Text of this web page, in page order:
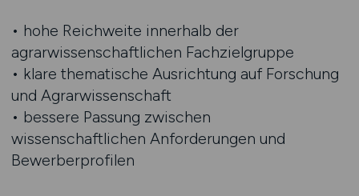
• hohe Reichweite innerhalb der
agrarwissenschaftlichen Fachzielgruppe
• klare thematische Ausrichtung auf Forschung
und Agrarwissenschaft
• bessere Passung zwischen
wissenschaftlichen Anforderungen und
Bewerberprofilen